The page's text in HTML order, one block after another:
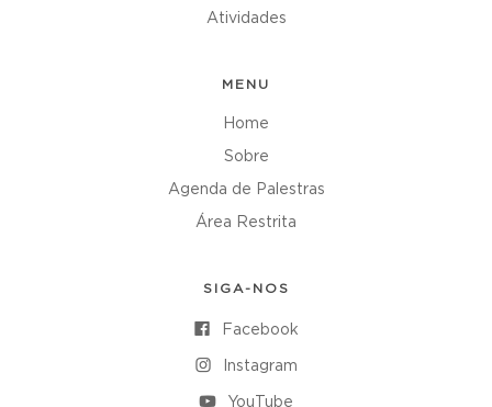
Atividades
MENU
Home
Sobre
Agenda de Palestras
Área Restrita
SIGA-NOS
Facebook
Instagram
YouTube